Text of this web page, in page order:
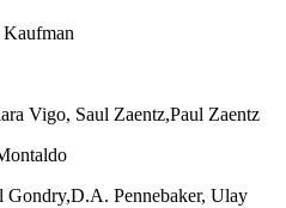
Vigo, Saul Zaentz,Paul Zaentz
Pennebaker, Ulay